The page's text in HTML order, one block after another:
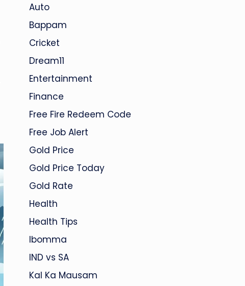
Auto
Bappam
Cricket
Dream11
Entertainment
Finance
Free Fire Redeem Code
Free Job Alert
Gold Price
Gold Price Today
Gold Rate
Health
Health Tips
Ibomma
IND vs SA
Kal Ka Mausam